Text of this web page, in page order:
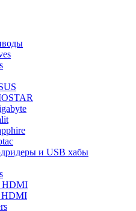
и USB хабы
HDMI
HDMI